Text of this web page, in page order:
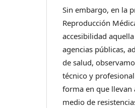
Sin embargo, en la
Reproducción
accesibilidad
agencias públicas,
de salud,
técnico y
forma en que llevan
medio de